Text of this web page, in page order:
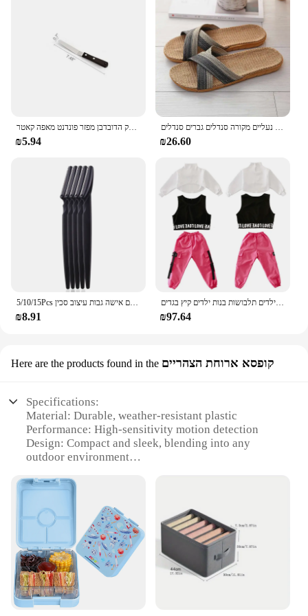
application makes it suitable for a wide range of
scenarios. The device's wholesale availability and
support from vendors and suppliers make it an
attractive option for those looking to invest in a
dependable security solution.
₪5.94 ₪26.60
₪8.91
בנות בוטיק תלבושות 4 6 8 10 123 14 16 18 שנים היפ הופ נים חולצות ילדים תלבושות בנות ילדים קיץ בגדים
₪97.64
Here are the products found in the קופסא ארוחת הצהריים
Specifications:
Material: Durable, weather-resistant plastic
Performance: High-sensitivity motion detection
Design: Compact and sleek, blending into any
outdoor environment
Usage: Ideal for outdoor security, home automation,
Parts and Accessories: Includes mounting hardware
for easy installation
Features:
**Enhanced Security for Your Outdoor Space**
The OUTDOOOR ALRM MOTION DETECTOR is a
state-of-the-art security solution designed to
safeguard your property against unauthorized